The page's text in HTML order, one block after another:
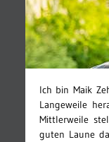
Ich bin Maik
Langeweile
Mittlerweile
guten Laune